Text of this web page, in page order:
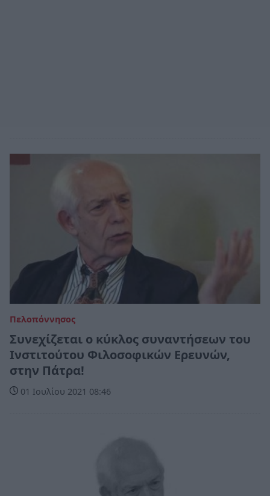
Πελοπόννησος
Συνεχίζεται ο κύκλος συναντήσεων του
Ινστιτούτου Φιλοσοφικών Ερευνών,
στην Πάτρα!
01 Ιουλίου 2021 08:46